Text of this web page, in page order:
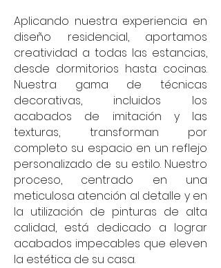
Aplicando nuestra experiencia en
diseño residencial, aportamos
creatividad a todas las estancias,
desde dormitorios hasta cocinas.
Nuestra gama de técnicas
decorativas, incluidos los
acabados de imitación y las
texturas, transforman por
completo su espacio en un reflejo
personalizado de su estilo. Nuestro
proceso, centrado en una
meticulosa atención al detalle y en
la utilización de pinturas de alta
calidad, está dedicado a lograr
acabados impecables que eleven
la estética de su casa.